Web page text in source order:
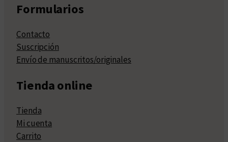
Formularios
Contacto
Suscripción
Envío de manuscritos/originales
Tienda online
Tienda
Mi cuenta
Carrito